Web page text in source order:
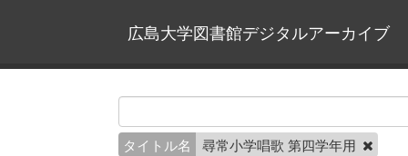
広島大学図書館デジタルアーカイブ
タイトル名 尋常小学唱歌 第四学年用